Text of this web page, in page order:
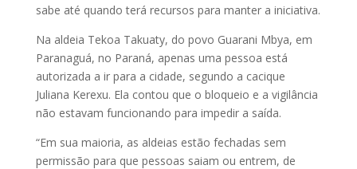
sabe até quando terá recursos para manter a iniciativa.
Na aldeia Tekoa Takuaty, do povo Guarani Mbya, em
Paranaguá, no Paraná, apenas uma pessoa está
autorizada a ir para a cidade, segundo a cacique
Juliana Kerexu. Ela contou que o bloqueio e a vigilância
não estavam funcionando para impedir a saída.
“Em sua maioria, as aldeias estão fechadas sem
permissão para que pessoas saiam ou entrem, de